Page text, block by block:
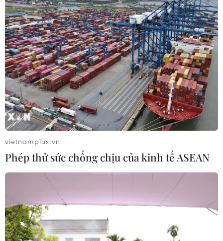
vietnamplus.vn
Phép thử sức chống chịu của kinh tế ASEAN